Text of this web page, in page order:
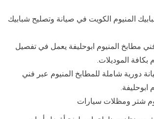
المنيوم الكويت في صيانة وتصليح شبابيك
مطابخ المنيوم ابوحليفة يعمل في تفصيل
بكافة الموديلات.
دورية شاملة للمطابخ المنيوم عبر فني
ابوحليفة.
شتر ومظلات سيارات